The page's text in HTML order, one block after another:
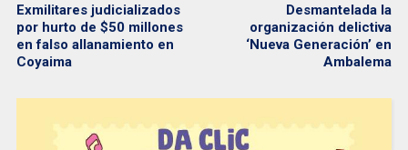
Exmilitares judicializados
por hurto de $50 millones
en falso allanamiento en
Coyaima
Desmantelada la
organización delictiva
‘Nueva Generación’ en
Ambalema